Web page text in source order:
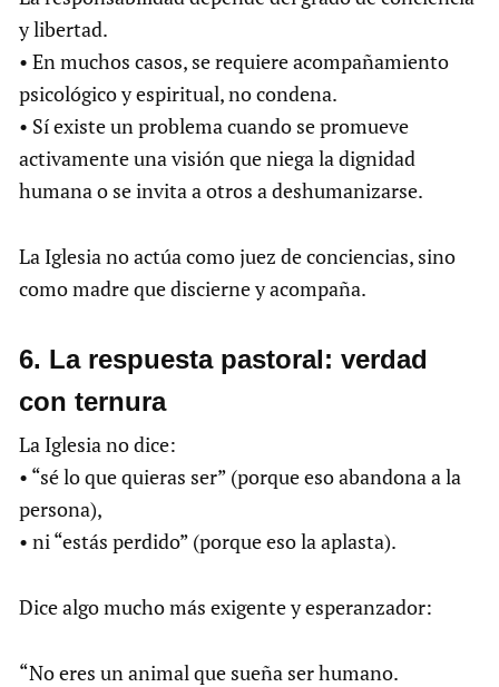
y libertad.
• En muchos casos, se requiere acompañamiento
psicológico y espiritual, no condena.
• Sí existe un problema cuando se promueve
activamente una visión que niega la dignidad
humana o se invita a otros a deshumanizarse.
La Iglesia no actúa como juez de conciencias, sino
como madre que discierne y acompaña.
6.⁠ ⁠La respuesta pastoral: verdad
con ternura
La Iglesia no dice:
• “sé lo que quieras ser” (porque eso abandona a la
persona),
• ni “estás perdido” (porque eso la aplasta).
Dice algo mucho más exigente y esperanzador:
“No eres un animal que sueña ser humano.